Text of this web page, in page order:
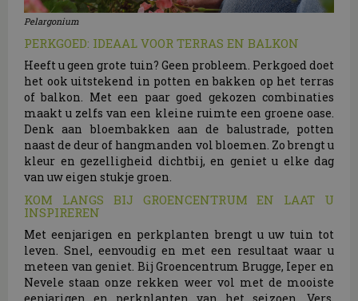
Pelargonium
PERKGOED: IDEAAL VOOR TERRAS EN BALKON
Heeft u geen grote tuin? Geen probleem. Perkgoed doet
het ook uitstekend in potten en bakken op het terras
of balkon. Met een paar goed gekozen combinaties
maakt u zelfs van een kleine ruimte een groene oase.
Denk aan bloembakken aan de balustrade, potten
naast de deur of hangmanden vol bloemen. Zo brengt u
kleur en gezelligheid dichtbij, en geniet u elke dag
van uw eigen stukje groen.
KOM LANGS BIJ GROENCENTRUM EN LAAT U
INSPIREREN
Met eenjarigen en perkplanten brengt u uw tuin tot
leven. Snel, eenvoudig en met een resultaat waar u
meteen van geniet. Bij Groencentrum Brugge, Ieper en
Nevele staan onze rekken weer vol met de mooiste